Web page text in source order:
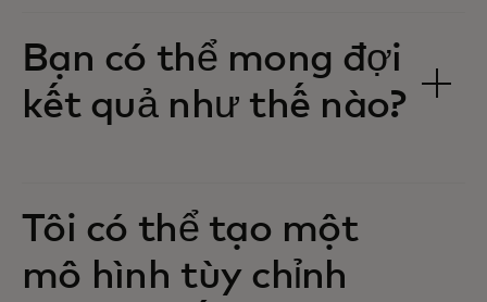
Bạn có thể mong đợi
kết quả như thế nào?
Tôi có thể tạo một
mô hình tùy chỉnh